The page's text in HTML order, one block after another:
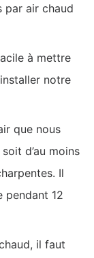
par air chaud
à mettre
notre
que nous
d’au moins
Il
pendant 12
il faut